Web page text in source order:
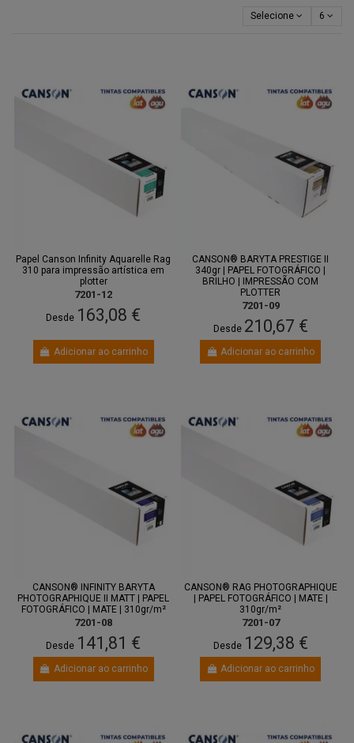
Selecione 6
Papel Canson Infinity Aquarelle Rag
310 para impressão artística em
plotter
7201-12
Desde 163,08 €
Adicionar ao carrinho
CANSON® BARYTA PRESTIGE II
340gr | PAPEL FOTOGRÁFICO |
BRILHO | IMPRESSÃO COM
PLOTTER
7201-09
Desde 210,67 €
Adicionar ao carrinho
CANSON® INFINITY BARYTA
PHOTOGRAPHIQUE II MATT | PAPEL
FOTOGRÁFICO | MATE | 310gr/m²
7201-08
Desde 141,81 €
Adicionar ao carrinho
CANSON® RAG PHOTOGRAPHIQUE
| PAPEL FOTOGRÁFICO | MATE |
310gr/m²
7201-07
Desde 129,38 €
Adicionar ao carrinho